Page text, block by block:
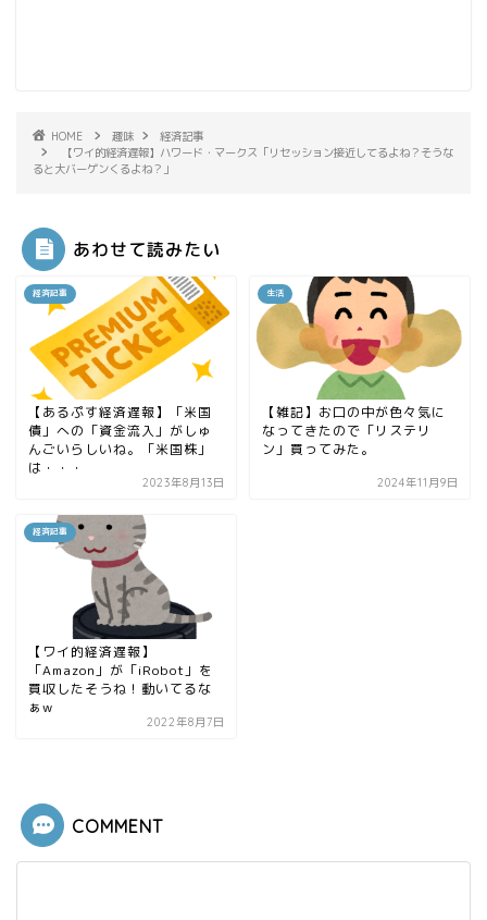
HOME 趣味
経済記事
【ワイ的経済遅報】ハワード・マークス「リセッション接近してるよね？そうな
ると大バーゲンくるよね？」
あわせて読みたい
経済記事
【あるぷす経済遅報】「米国
債」への「資金流入」がしゅ
んごいらしいね。「米国株」
は・・・
2023年8月13日
生活
【雑記】お口の中が色々気に
なってきたので「リステリ
ン」買ってみた。
2024年11月9日
経済記事
【ワイ的経済遅報】
「Amazon」が「iRobot」を
買収したそうね！動いてるな
ぁw
2022年8月7日
COMMENT